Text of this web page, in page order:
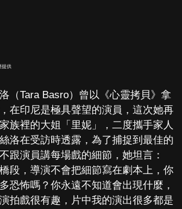
提供
（Tara Basro）曾以《心靈拷貝》拿
在印尼是極具聲望的演員，這次她再
族裡的大姐「里妮」，二度攜手家人
洛在受訪時透露，為了捕捉到最佳的
跟演員講每場戲的細節，她坦言：
段，導演不會把細節寫在劇本上，你
恐怖嗎？你永遠不知道會出現什麼，
拍戲很有趣，片中我的演出很多都是